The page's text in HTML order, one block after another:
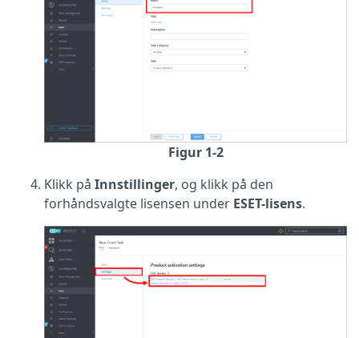
Figur 1-2
Klikk på Innstillinger, og klikk på den
forhåndsvalgte lisensen under ESET-lisens.